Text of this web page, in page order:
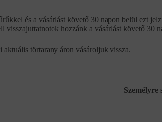
és a vásárlást követő 30 napon belül ezt
visszajuttatnotok hozzánk a vásárlást követő 30
aktuális törtarany áron vásároljuk vissza.
Személyre